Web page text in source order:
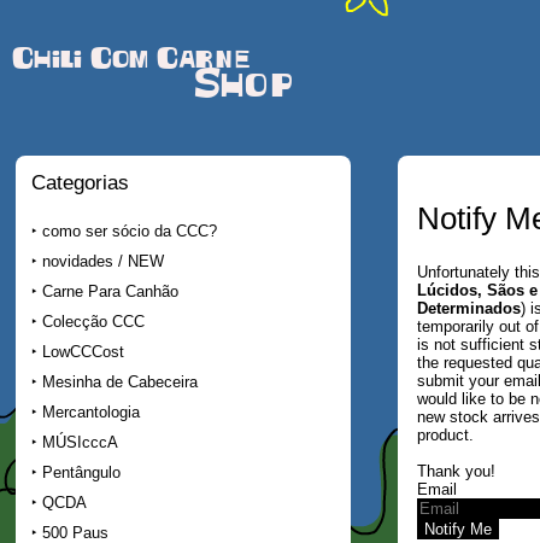
Chili Com Carne
Shop
Categorias
como ser sócio da CCC?
novidades / NEW
Carne Para Canhão
Colecção CCC
LowCCCost
Mesinha de Cabeceira
Mercantologia
MÚSIcccA
Pentângulo
QCDA
500 Paus
Notify
Unfortunately
Lúcidos, Sãos e
Determinados)
temporarily out
is not sufficient
the requested
submit your
would like to be
new stock
product.
Thank you!
Email